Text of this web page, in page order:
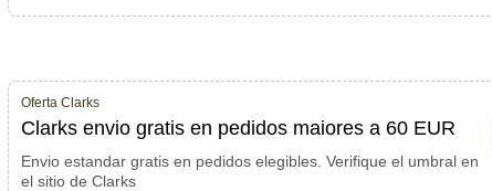
Oferta Clarks
Clarks envio gratis en pedidos maiores a 60 EUR
Envio estandar gratis en pedidos elegibles. Verifique el umbral en
el sitio de Clarks